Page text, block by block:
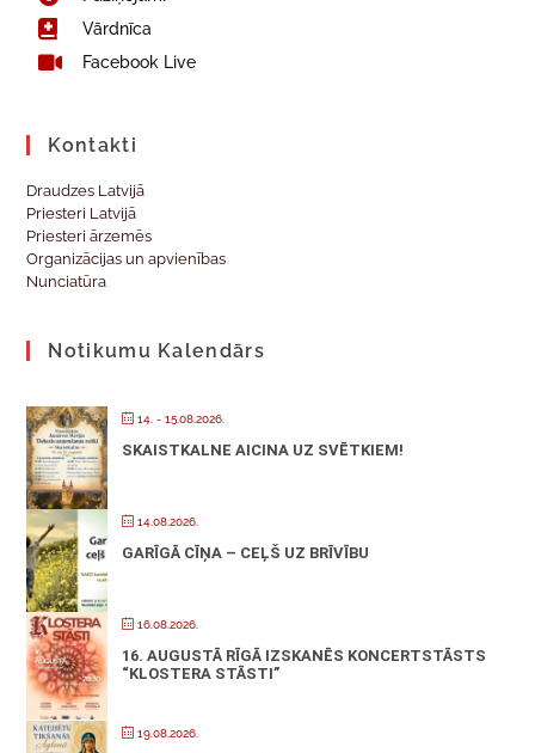
Vārdnīca
Facebook Live
Kontakti
Draudzes Latvijā
Priesteri Latvijā
Priesteri ārzemēs
Organizācijas un apvienības
Nunciatūra
Notikumu Kalendārs
14. - 15.08.2026.
SKAISTKALNE AICINA UZ SVĒTKIEM!
14.08.2026.
GARĪGĀ CĪŅA – CEĻŠ UZ BRĪVĪBU
16.08.2026.
16. AUGUSTĀ RĪGĀ IZSKANĒS KONCERTSTĀSTS
“KLOSTERA STĀSTI”
19.08.2026.